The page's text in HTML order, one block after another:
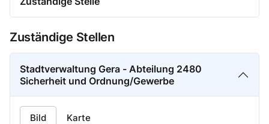
Zuständige Stellen
Stadtverwaltung Gera - Abteilung 2480
Sicherheit und Ordnung/Gewerbe
Bild Karte